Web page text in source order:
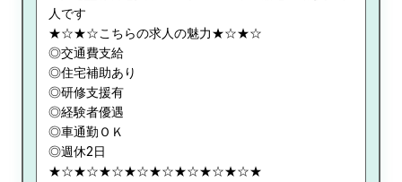
人です
★☆★☆こちらの求人の魅力★☆★☆
◎交通費支給
◎住宅補助あり
◎研修支援有
◎経験者優遇
◎車通勤ＯＫ
◎週休2日
★☆★☆★☆★☆★☆★☆★☆★☆★